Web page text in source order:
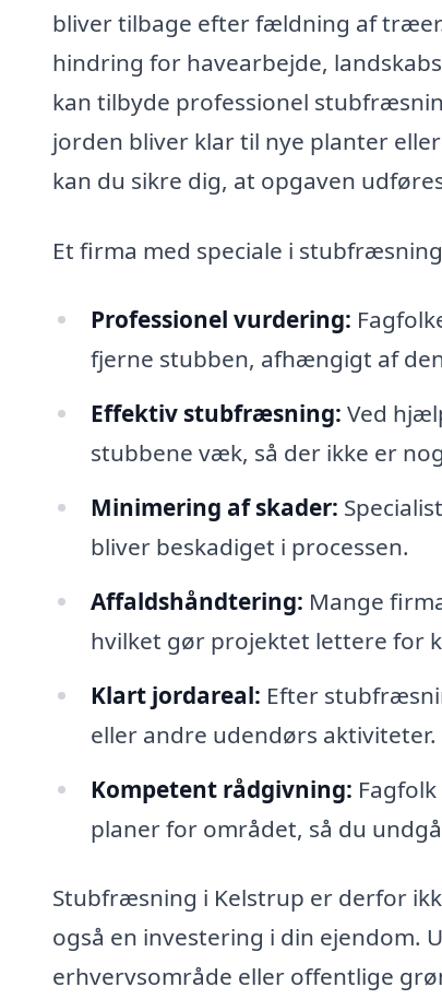
bliver tilbage efter fældning af
hindring for havearbejde,
kan tilbyde professionel
jorden bliver klar til nye planter
kan du sikre dig, at opgaven
Et firma med speciale i
Professionel vurdering:
fjerne stubben, afhængigt af
Effektiv stubfræsning: Ved
stubbene væk, så der ikke er
Minimering af skader:
bliver beskadiget i processen.
Affaldshåndtering: Mange
hvilket gør projektet lettere for
Klart jordareal: Efter
eller andre udendørs aktiviteter.
Kompetent rådgivning:
planer for området, så du
Stubfræsning i Kelstrup er derfor
også en investering i din ejendom.
erhvervsområde eller offentlige